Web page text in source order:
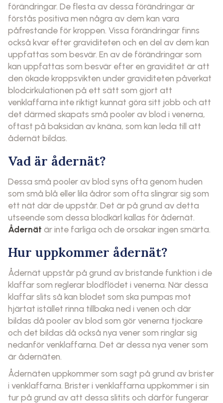
förändringar. De flesta av dessa förändringar är
förstås positiva men några av dem kan vara
påfrestande för kroppen. Vissa förändringar finns
också kvar efter graviditeten och en del av dem kan
uppfattas som besvär. En av de förändringar som
kan uppfattas som besvär efter en graviditet är att
den ökade kroppsvikten under graviditeten påverkat
blodcirkulationen på ett sätt som gjort att
venklaffarna inte riktigt kunnat göra sitt jobb och att
det därmed skapats små pooler av blod i venerna,
oftast på baksidan av knäna, som kan leda till att
ådernät bildas.
Vad är ådernät?
Dessa små pooler av blod syns ofta genom huden
som små blå eller lila ådror som ofta slingrar sig som
ett nät där de uppstår. Det är på grund av detta
utseende som dessa blodkärl kallas för ådernät.
Ådernät är inte farliga och de orsakar ingen smärta.
Hur uppkommer ådernät?
Ådernät uppstår på grund av bristande funktion i de
klaffar som reglerar blodflödet i venerna. När dessa
klaffar slits så kan blodet som ska pumpas mot
hjärtat istället rinna tillbaka ned i venen och där
bildas då pooler av blod som gör venerna tjockare
och det bildas då också nya vener som ringlar sig
nedanför venklaffarna. Det är dessa nya vener som
är ådernäten.
Ådernäten uppkommer som sagt på grund av brister
i venklaffarna. Brister i venklaffarna uppkommer i sin
tur på grund av att dessa slitits och därför fungerar